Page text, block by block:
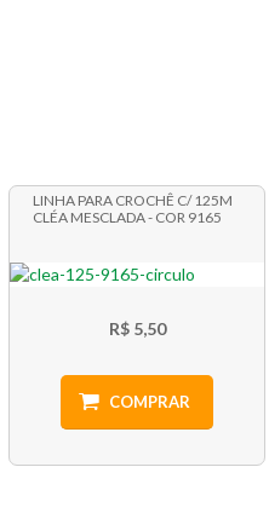
LINHA PARA CROCHÊ C/ 125M
CLÉA MESCLADA - COR 9165
R$ 5,50
COMPRAR